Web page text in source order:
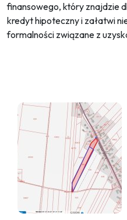
finansowego, który znajdzie
kredyt hipoteczny i załatwi
formalności związane z